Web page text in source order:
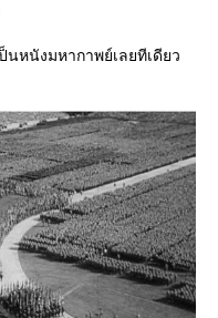
นหนังมหากาพย์เลยทีเดียว